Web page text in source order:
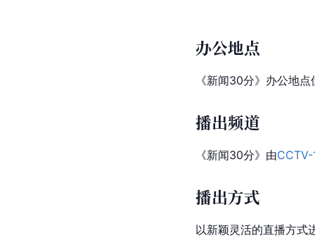
办公地点
《新闻30分》办公地点
播出频道
《新闻30分》由CCTV-
播出方式
以新颖灵活的直播方式